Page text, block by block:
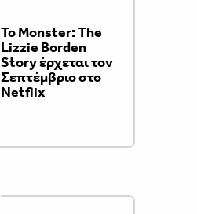
Το Monster: The
Lizzie Borden
Story έρχεται τον
Σεπτέμβριο στο
Netflix